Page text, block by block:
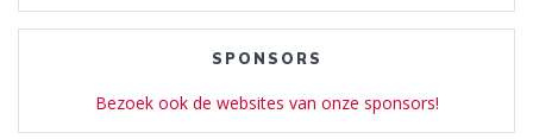
SPONSORS
Bezoek ook de websites van onze sponsors!